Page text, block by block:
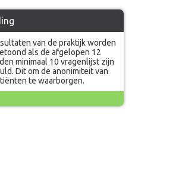
van de praktijk worden
als de afgelopen 12
minimaal 10 vragenlijst zijn
Dit om de anonimiteit van
te waarborgen.